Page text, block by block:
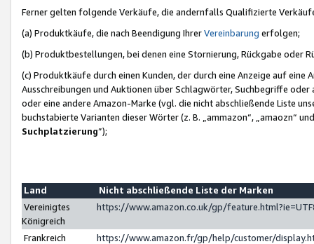
Ferner gelten folgende Verkäufe, die andernfalls Qualifizierte
(a) Produktkäufe, die nach Beendigung IhrerVereinbarung erfolgen;
(b) Produktbestellungen, bei denen eine Stornierung, Rückgabe oder
(c) Produktkäufe durch einen Kunden, der durch eine Anzeige auf
Ausschreibungen und Auktionen über Schlagwörter, Suchbegriffe
oder eine andere Amazon-Marke (vgl. die nicht abschließende Liste
buchstabierte Varianten dieser Wörter (z. B. „ammazon“, „amaozn“
Suchplatzierung”);
Land
Nicht abschließende Liste der Marken
Vereinigtes
Königreich
https://www.amazon.co.uk/gp/
Frankreich
https://www.amazon.fr/gp/help/customer/